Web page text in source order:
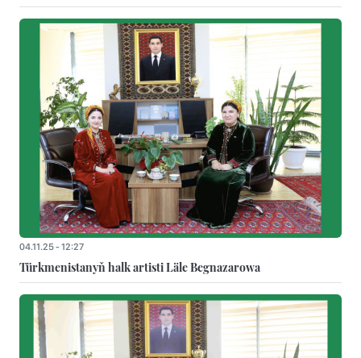
04.11.25 - 12:27
Türkmenistanyň halk artisti Läle Begnazarowa